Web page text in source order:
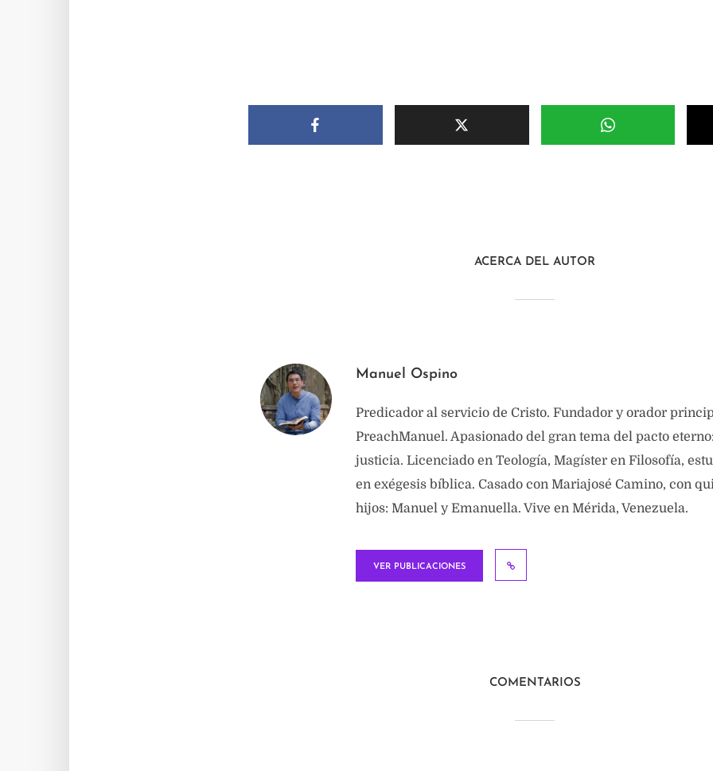
ACERCA DEL AUTOR
Manuel Ospino
Predicador al servicio de Cristo. Fundador y orador
PreachManuel. Apasionado del gran tema del pacto
justicia. Licenciado en Teología, Magíster en Filosofía,
en exégesis bíblica. Casado con Mariajosé Camino, con
hijos: Manuel y Emanuella. Vive en Mérida, Venezuela.
VER PUBLICACIONES
COMENTARIOS